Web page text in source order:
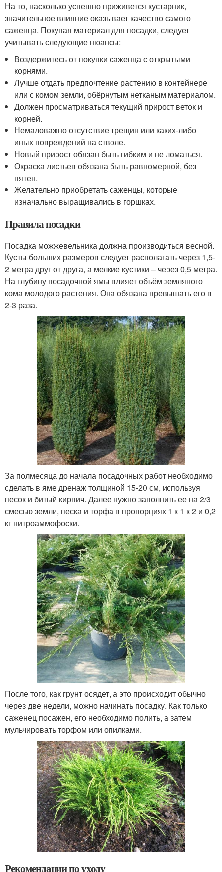
На то, насколько успешно приживется кустарник,
значительное влияние оказывает качество самого
саженца. Покупая материал для посадки, следует
учитывать следующие нюансы:
Воздержитесь от покупки саженца с открытыми
корнями.
Лучше отдать предпочтение растению в контейнере
или с комом земли, обёрнутым нетканым материалом.
Должен просматриваться текущий прирост веток и
корней.
Немаловажно отсутствие трещин или каких-либо
иных повреждений на стволе.
Новый прирост обязан быть гибким и не ломаться.
Окраска листьев обязана быть равномерной, без
пятен.
Желательно приобретать саженцы, которые
изначально выращивались в горшках.
Правила посадки
Посадка можжевельника должна производиться весной.
Кусты больших размеров следует располагать через 1,5-
2 метра друг от друга, а мелкие кустики – через 0,5 метра.
На глубину посадочной ямы влияет объём земляного
кома молодого растения. Она обязана превышать его в
2-3 раза.
За полмесяца до начала посадочных работ необходимо
сделать в яме дренаж толщиной 15-20 см, используя
песок и битый кирпич. Далее нужно заполнить ее на 2/3
смесью земли, песка и торфа в пропорциях 1 к 1 к 2 и 0,2
кг нитроаммофоски.
После того, как грунт осядет, а это происходит обычно
через две недели, можно начинать посадку. Как только
саженец посажен, его необходимо полить, а затем
мульчировать торфом или опилками.
Рекомендации по уходу